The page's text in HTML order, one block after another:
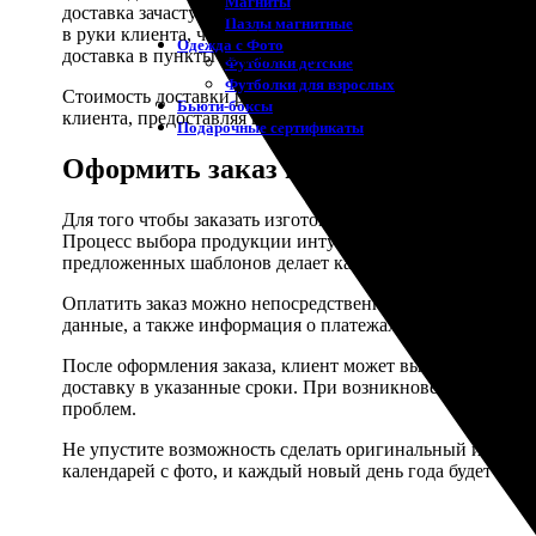
Пазлы магнитные
Одежда с Фото
Футболки детские
Футболки для взрослых
Бьюти-боксы
Подарочные сертификаты
доставка зачастую является самым бюджетным
в руки клиента, что особенно актуально для срочных
доставка в пункты выдачи , расположенные в различных
Стоимость доставки рассчитывается исходя из
клиента, предоставляя широкий спектр возможностей
Оформить заказ на изготовление
Для того чтобы заказать изготовление настольных
Процесс выбора продукции интуитивно понятен и
предложенных шаблонов делает каждый календарь
Оплатить заказ можно непосредственно на сайте или
данные, а также информация о платежах защищены
После оформления заказа, клиент может выбрать один
доставку в указанные сроки. При возникновении
проблем.
Не упустите возможность сделать оригинальный и
календарей с фото, и каждый новый день года будет